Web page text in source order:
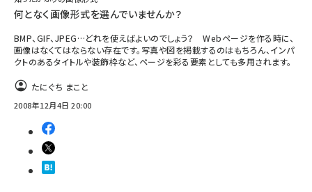
何となく画像形式を選んでいませんか？
BMP、GIF、JPEG…どれを使えばよいのでしょう？ Webページを作る時に、
画像はなくてはならない存在です。写真や図を掲載するのはもちろん、インパ
クトのあるタイトルや装飾枠など、ページを彩る要素としても多用されます。
たにぐち まこと
2008年12月4日 20:00